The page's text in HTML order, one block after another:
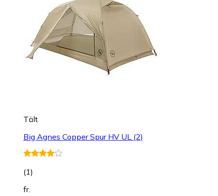
Tält
Big Agnes Copper Spur HV UL (2)
(1)
fr.